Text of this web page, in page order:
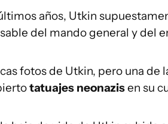
años, Utkin
del mando general y del
fotos de Utkin, pero una de
tatuajes neonazisen su